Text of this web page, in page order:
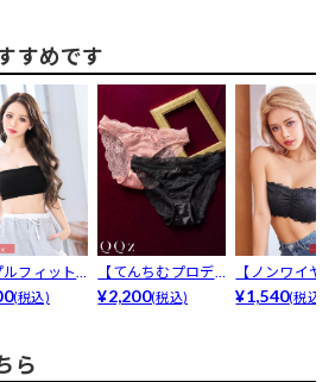
すめです
ルフィット
ブラジャ
(税込)
【てんちむプロデ
ュース/QQz】デコ
¥2,200(税込)
【ノンワイヤ
レーシィチュ
¥1,540(税込)
ら